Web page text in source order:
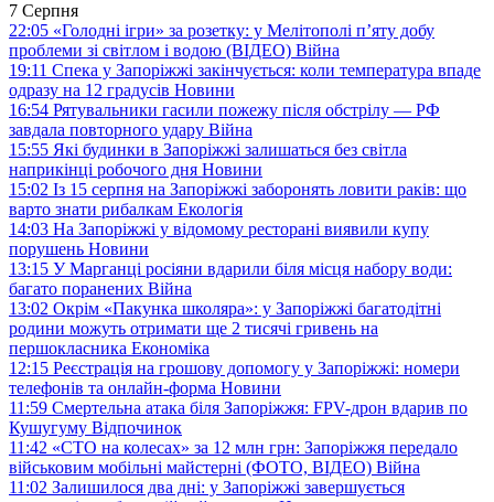
7 Серпня
22:05 «Голодні ігри» за розетку: у Мелітополі п’яту добу
проблеми зі світлом і водою (ВІДЕО) Війна
19:11 Спека у Запоріжжі закінчується: коли температура впаде
одразу на 12 градусів Новини
16:54 Рятувальники гасили пожежу після обстрілу — РФ
завдала повторного удару Війна
15:55 Які будинки в Запоріжжі залишаться без світла
наприкінці робочого дня Новини
15:02 Із 15 серпня на Запоріжжі заборонять ловити раків: що
варто знати рибалкам Екологія
14:03 На Запоріжжі у відомому ресторані виявили купу
порушень Новини
13:15 У Марганці росіяни вдарили біля місця набору води:
багато поранених Війна
13:02 Окрім «Пакунка школяра»: у Запоріжжі багатодітні
родини можуть отримати ще 2 тисячі гривень на
першокласника Економіка
12:15 Реєстрація на грошову допомогу у Запоріжжі: номери
телефонів та онлайн-форма Новини
11:59 Смертельна атака біля Запоріжжя: FPV-дрон вдарив по
Кушугуму Відпочинок
11:42 «СТО на колесах» за 12 млн грн: Запоріжжя передало
військовим мобільні майстерні (ФОТО, ВІДЕО) Війна
11:02 Залишилося два дні: у Запоріжжі завершується